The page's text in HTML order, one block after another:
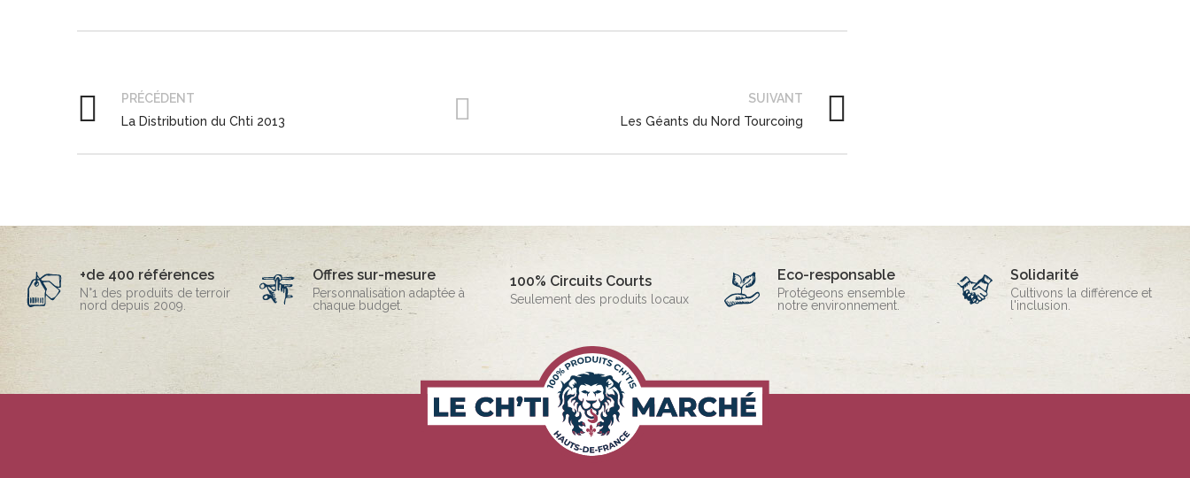
PRÉCÉDENT
La Distribution du Chti 2013
SUIVANT
Les Géants du Nord Tourcoing
+de 400 références
N°1 des produits de terroir
nord depuis 2009.
Offres sur-mesure
Personnalisation adaptée à
chaque budget.
100% Circuits Courts
Seulement des produits locaux
Eco-responsable
Protégeons ensemble
notre environnement.
Solidarité
Cultivons la différence et
l'inclusion.